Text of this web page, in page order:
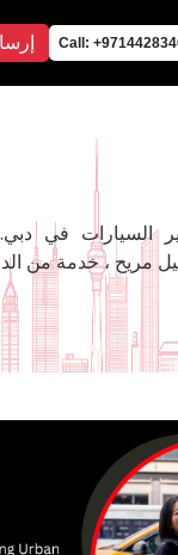
Call:
السيارات في
مريح ، خدمة من